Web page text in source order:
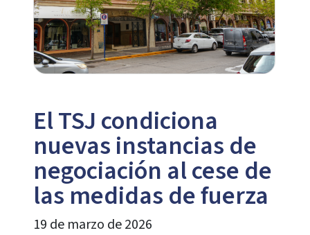
El TSJ condiciona
nuevas instancias de
negociación al cese de
las medidas de fuerza
19 de marzo de 2026